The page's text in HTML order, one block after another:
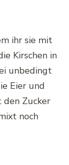
ihr sie mit
Kirschen in
unbedingt
Eier und
den Zucker
noch